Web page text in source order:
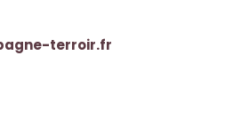
terroir.fr